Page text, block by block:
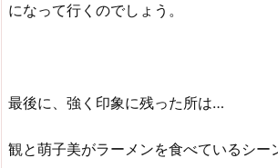
になって行くのでしょう。
最後に、強く印象に残った所は…
観と萌子美がラーメンを食べているシー